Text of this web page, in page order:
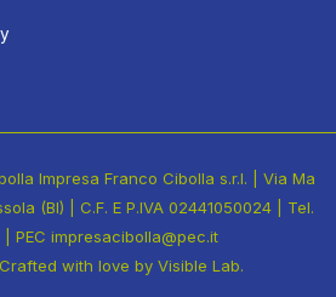
Impresa Franco Cibolla s.r.l. | Via Ma
(BI) | C.F. E P.IVA 02441050024 | Tel.
| PEC impresacibolla@pec.it
with love by Visible Lab.